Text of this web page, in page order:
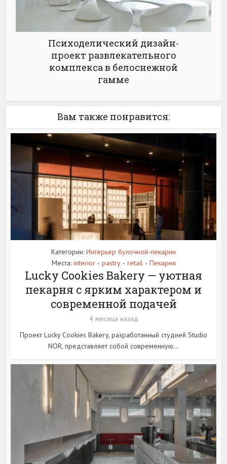
Психоделический дизайн-
проект развлекательного
комплекса в белоснежной
гамме
Вам также понравится:
Категории: Интерьер булочной-пекарни
Места: interior • pastry • retail • Пекарня
Lucky Cookies Bakery — уютная
пекарня с ярким характером и
современной подачей
4 месяца назад
Проект Lucky Cookies Bakery, разработанный студией Studio
NOR, представляет собой современную...